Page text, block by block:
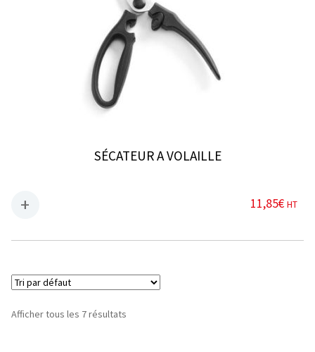
SÉCATEUR A VOLAILLE
11,85€ HT
Afficher tous les 7 résultats